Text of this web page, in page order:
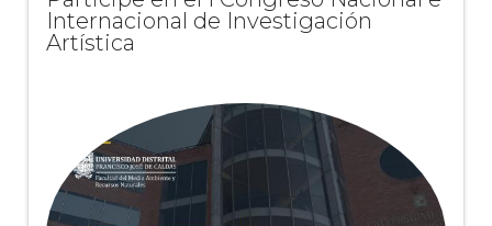
Internacional de Investigación
Artística